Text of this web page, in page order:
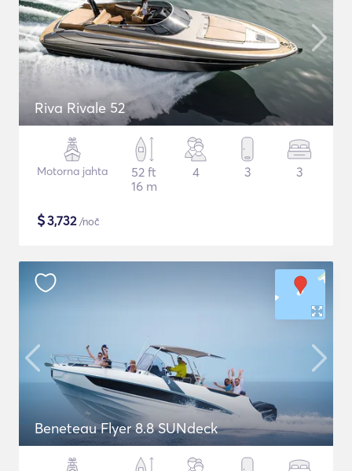
Riva Rivale 52
Motorna jahta
52 ft
16 m
4 3 3
$3,732/noč
Beneteau Flyer 8.8 SUNdeck